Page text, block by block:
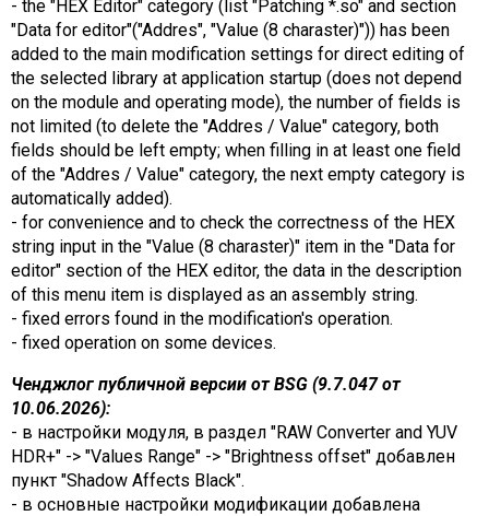
- the "HEX Editor" category (list "Patching *.so" and section
"Data for editor"("Addres", "Value (8 charaster)")) has been
added to the main modification settings for direct editing of
the selected library at application startup (does not depend
on the module and operating mode), the number of fields is
not limited (to delete the "Addres / Value" category, both
fields should be left empty; when filling in at least one field
of the "Addres / Value" category, the next empty category is
automatically added).
- for convenience and to check the correctness of the HEX
string input in the "Value (8 charaster)" item in the "Data for
editor" section of the HEX editor, the data in the description
of this menu item is displayed as an assembly string.
- fixed errors found in the modification's operation.
- fixed operation on some devices.
Ченджлог публичной версии от BSG (9.7.047 от
10.06.2026):
- в настройки модуля, в раздел "RAW Converter and YUV
HDR+" -> "Values Range" -> "Brightness offset" добавлен
пункт "Shadow Affects Black".
- в основные настройки модификации добавлена